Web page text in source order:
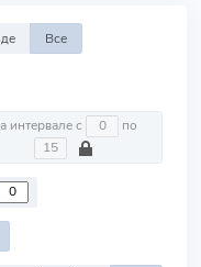
Все
На интервале с по